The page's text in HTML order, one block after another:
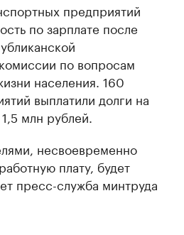
предприятий
по зарплате после
по вопросам
населения. 160
выплатили долги на
млн рублей.
несвоевременно
плату, будет
пресс-служба минтруда